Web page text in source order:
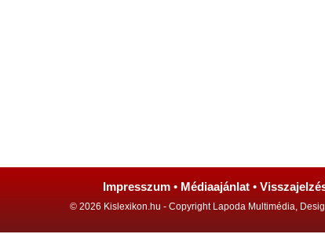
Impresszum • Médiaajánlat •
© 2026 Kislexikon.hu - Copyright Lapoda Multimédia,